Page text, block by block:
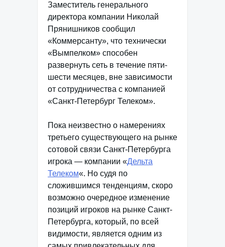
Заместитель генерального
директора компании Николай
Прянишников сообщил
«Коммерсанту», что технически
«Вымпелком» способен
развернуть сеть в течение пяти-
шести месяцев, вне зависимости
от сотрудничества с компанией
«Санкт-Петербург Телеком».
Пока неизвестно о намерениях
третьего существующего на рынке
сотовой связи Санкт-Петербурга
игрока — компании «Дельта
Телеком«. Но судя по
сложившимся тенденциям, скоро
возможно очередное изменение
позиций игроков на рынке Санкт-
Петербурга, который, по всей
видимости, является одним из